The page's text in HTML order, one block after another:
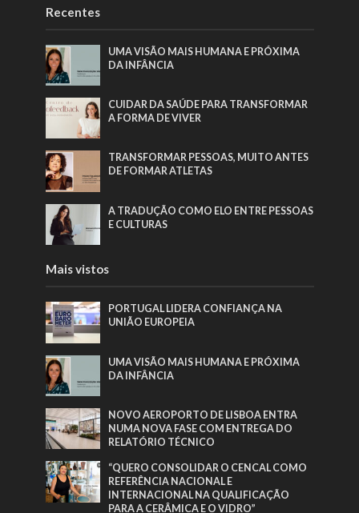
Recentes
UMA VISÃO MAIS HUMANA E PRÓXIMA
DA INFÂNCIA
CUIDAR DA SAÚDE PARA TRANSFORMAR
A FORMA DE VIVER
TRANSFORMAR PESSOAS, MUITO ANTES
DE FORMAR ATLETAS
A TRADUÇÃO COMO ELO ENTRE PESSOAS
E CULTURAS
Mais vistos
PORTUGAL LIDERA CONFIANÇA NA
UNIÃO EUROPEIA
UMA VISÃO MAIS HUMANA E PRÓXIMA
DA INFÂNCIA
NOVO AEROPORTO DE LISBOA ENTRA
NUMA NOVA FASE COM ENTREGA DO
RELATÓRIO TÉCNICO
“QUERO CONSOLIDAR O CENCAL COMO
REFERÊNCIA NACIONAL E
INTERNACIONAL NA QUALIFICAÇÃO
PARA A CERÂMICA E O VIDRO”